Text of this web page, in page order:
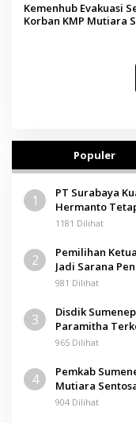
Kemenhub Evakuasi
Korban KMP Mutiara
Populer
1
PT Surabaya
Hermanto
Pamolokan
1181 Dilihat
2
Pemilihan
Jadi Sarana
981 Dilihat
3
Disdik
Paramitha
965 Dilihat
4
Pemkab
Mutiara
904 Dilihat